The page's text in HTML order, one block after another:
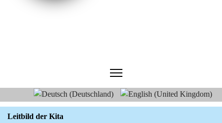
Sprache auswählen
Leitbild der Kita